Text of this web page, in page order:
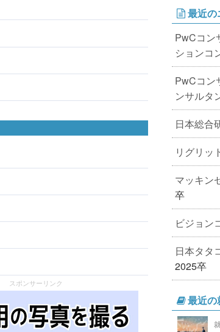
スポンサーリンク
最近の
PwCコン
ションコ
PwCコン
ンサルタ
日本総合
リグリッ
マッキン
卒
ビジョン
日本タタ
2025卒
最近の